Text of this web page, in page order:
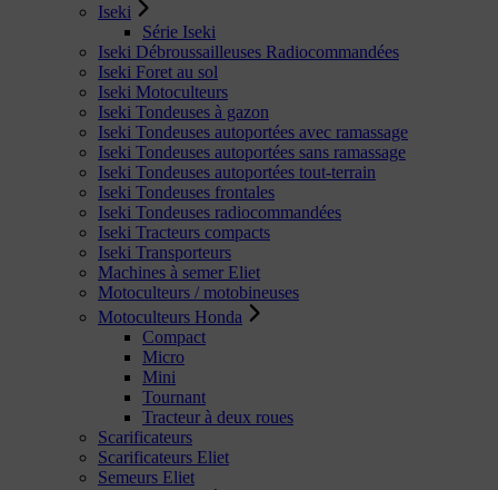
Iseki
Série Iseki
Iseki Débroussailleuses Radiocommandées
Iseki Foret au sol
Iseki Motoculteurs
Iseki Tondeuses à gazon
Iseki Tondeuses autoportées avec ramassage
Iseki Tondeuses autoportées sans ramassage
Iseki Tondeuses autoportées tout-terrain
Iseki Tondeuses frontales
Iseki Tondeuses radiocommandées
Iseki Tracteurs compacts
Iseki Transporteurs
Machines à semer Eliet
Motoculteurs / motobineuses
Motoculteurs Honda
Compact
Micro
Mini
Tournant
Tracteur à deux roues
Scarificateurs
Scarificateurs Eliet
Semeurs Eliet